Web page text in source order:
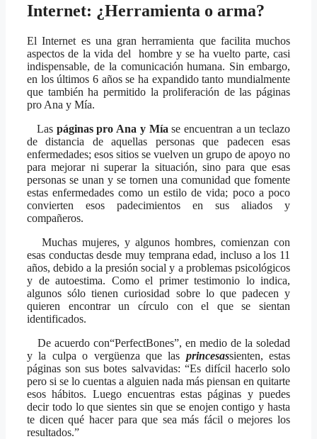
Internet: ¿Herramienta o arma?
El Internet es una gran herramienta que facilita muchos
aspectos de la vida del hombre y se ha vuelto parte, casi
indispensable, de la comunicación humana. Sin embargo,
en los últimos 6 años se ha expandido tanto mundialmente
que también ha permitido la proliferación de las páginas
pro Ana y Mía.
Las páginas pro Ana y Mía se encuentran a un teclazo
de distancia de aquellas personas que padecen esas
enfermedades; esos sitios se vuelven un grupo de apoyo no
para mejorar ni superar la situación, sino para que esas
personas se unan y se tornen una comunidad que fomente
estas enfermedades como un estilo de vida; poco a poco
convierten esos padecimientos en sus aliados y
compañeros.
Muchas mujeres, y algunos hombres, comienzan con
esas conductas desde muy temprana edad, incluso a los 11
años, debido a la presión social y a problemas psicológicos
y de autoestima. Como el primer testimonio lo indica,
algunos sólo tienen curiosidad sobre lo que padecen y
quieren encontrar un círculo con el que se sientan
identificados.
De acuerdo con“PerfectBones”, en medio de la soledad
y la culpa o vergüenza que las princesassienten, estas
páginas son sus botes salvavidas: “Es difícil hacerlo solo
pero si se lo cuentas a alguien nada más piensan en quitarte
esos hábitos. Luego encuentras estas páginas y puedes
decir todo lo que sientes sin que se enojen contigo y hasta
te dicen qué hacer para que sea más fácil o mejores los
resultados.”